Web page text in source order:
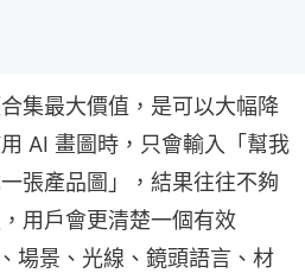
集最大價值，是可以大幅降
AI 畫圖時，只會輸入「幫我
張產品圖」，結果往往不夠
用戶會更清楚一個有效
場景、光線、鏡頭語言、材